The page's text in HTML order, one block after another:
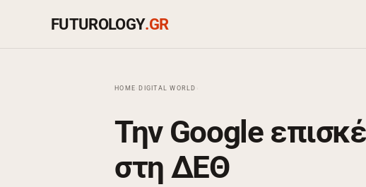
FUTUROLOGY.GR
HOME DIGITAL WORLD
Την Google
στη ΔΕΘ